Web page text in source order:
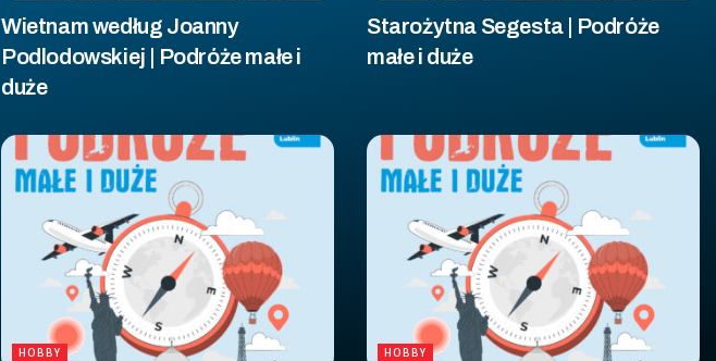
Wietnam według Joanny
Podlodowskiej | Podróże małe i
duże
Starożytna Segesta | Podróże
małe i duże
HOBBY HOBBY